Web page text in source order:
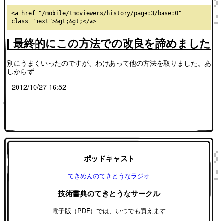
<a href="/mobile/tmcviewers/history/page:3/base:0"
最終的にこの方法での改良を諦めました
別にうまくいったのですが、わけあって他の方法を取りました。あ
しからず
2012/10/27 16:52
ポッドキャスト
てきめんのてきとうなラジオ
技術書典のてきとうなサークル
電子版（PDF）では、いつでも買えます